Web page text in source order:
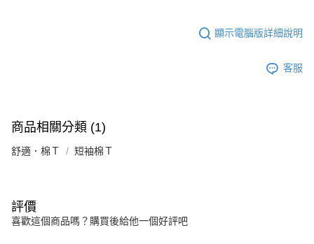
顯示電腦版詳細說明
客服
商品相關分類 (1)
舒適．棉Ｔ 短袖棉Ｔ
評價
喜歡這個商品嗎？購買後給他一個好評吧